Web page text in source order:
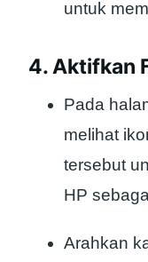
untuk
4. Aktifkan
Pada
melihat
tersebut
HP
Arahkan